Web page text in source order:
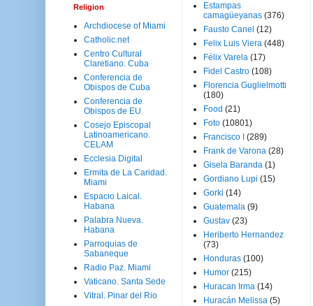
Religion
Archdiocese of Miami
Catholic.net
Centro Cultural
Claretiano. Cuba
Conferencia de
Obispos de Cuba
Conferencia de
Obispos de EU
Cosejo Episcopal
Latinoamericano.
CELAM
Ecclesia Digital
Ermita de La Caridad.
Miami
Espacio Laical.
Habana
Palabra Nueva.
Habana
Parroquias de
Sabaneque
Radio Paz. Miami
Vaticano. Santa Sede
Vitral. Pinar del Rio
Estampas
camagüeyanas (376)
Fausto Canel (12)
Felix Luis Viera (448)
Félix Varela (17)
Fidel Castro (108)
Florencia Guglielmotti
(180)
Food (21)
Foto (10801)
Francisco I
(289)
Frank de Varona (28)
Gisela Baranda (1)
Gordiano Lupi (15)
Gorki (14)
Guatemala (9)
Gustav (23)
Heriberto Hernandez
(73)
Honduras (100)
Humor (215)
Huracan Irma (14)
Huracán Melissa (5)